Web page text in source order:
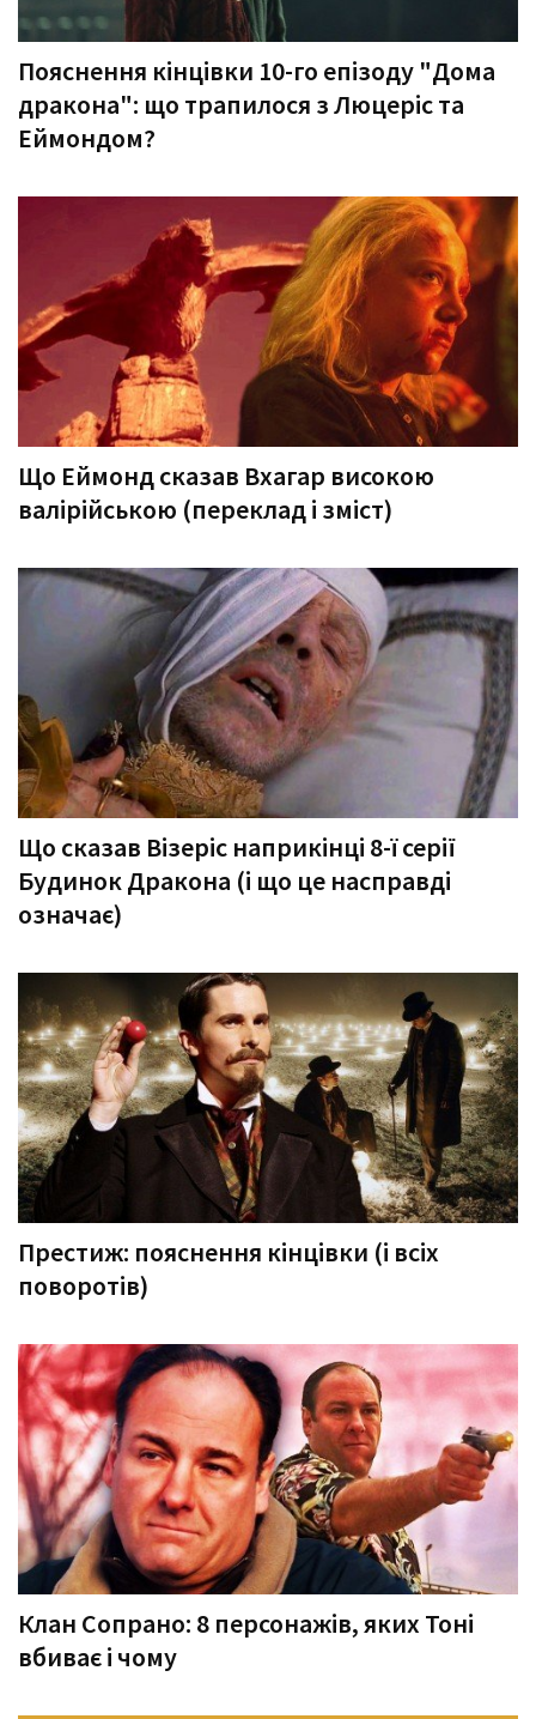
Пояснення кінцівки 10-го епізоду "Дома
дракона": що трапилося з Люцеріс та
Еймондом?
Що Еймонд сказав Вхагар високою
валірійською (переклад і зміст)
Що сказав Візеріс наприкінці 8-ї серії
Будинок Дракона (і що це насправді
означає)
Престиж: пояснення кінцівки (і всіх
поворотів)
Клан Сопрано: 8 персонажів, яких Тоні
вбиває і чому